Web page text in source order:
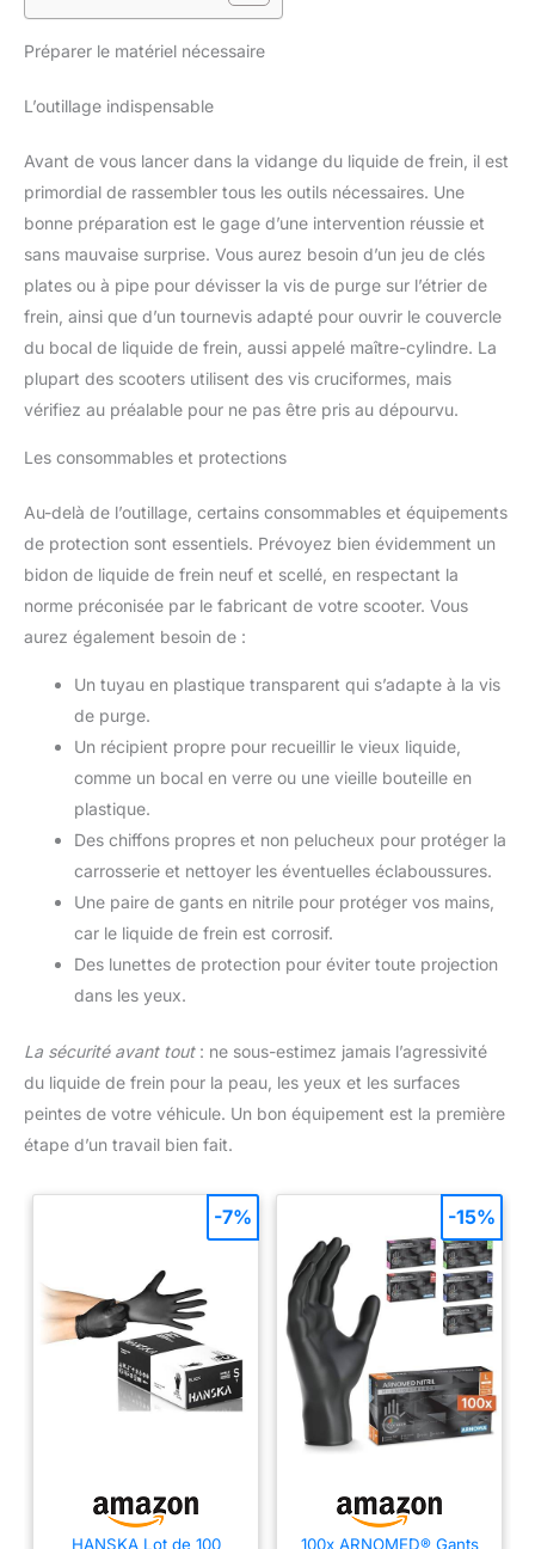
Préparer le matériel nécessaire
L’outillage indispensable
Avant de vous lancer dans la vidange du liquide de frein, il est
primordial de rassembler tous les outils nécessaires. Une
bonne préparation est le gage d’une intervention réussie et
sans mauvaise surprise. Vous aurez besoin d’un jeu de clés
plates ou à pipe pour dévisser la vis de purge sur l’étrier de
frein, ainsi que d’un tournevis adapté pour ouvrir le couvercle
du bocal de liquide de frein, aussi appelé maître-cylindre. La
plupart des scooters utilisent des vis cruciformes, mais
vérifiez au préalable pour ne pas être pris au dépourvu.
Les consommables et protections
Au-delà de l’outillage, certains consommables et équipements
de protection sont essentiels. Prévoyez bien évidemment un
bidon de liquide de frein neuf et scellé, en respectant la
norme préconisée par le fabricant de votre scooter. Vous
aurez également besoin de :
Un tuyau en plastique transparent qui s’adapte à la vis
de purge.
Un récipient propre pour recueillir le vieux liquide,
comme un bocal en verre ou une vieille bouteille en
plastique.
Des chiffons propres et non pelucheux pour protéger la
carrosserie et nettoyer les éventuelles éclaboussures.
Une paire de gants en nitrile pour protéger vos mains,
car le liquide de frein est corrosif.
Des lunettes de protection pour éviter toute projection
dans les yeux.
La sécurité avant tout: ne sous-estimez jamais l’agressivité
du liquide de frein pour la peau, les yeux et les surfaces
peintes de votre véhicule. Un bon équipement est la première
étape d’un travail bien fait.
HANSKA Lot de 100
-7%
100x ARNOMED® Gants
-15%